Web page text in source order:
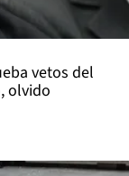
vetos del
olvido